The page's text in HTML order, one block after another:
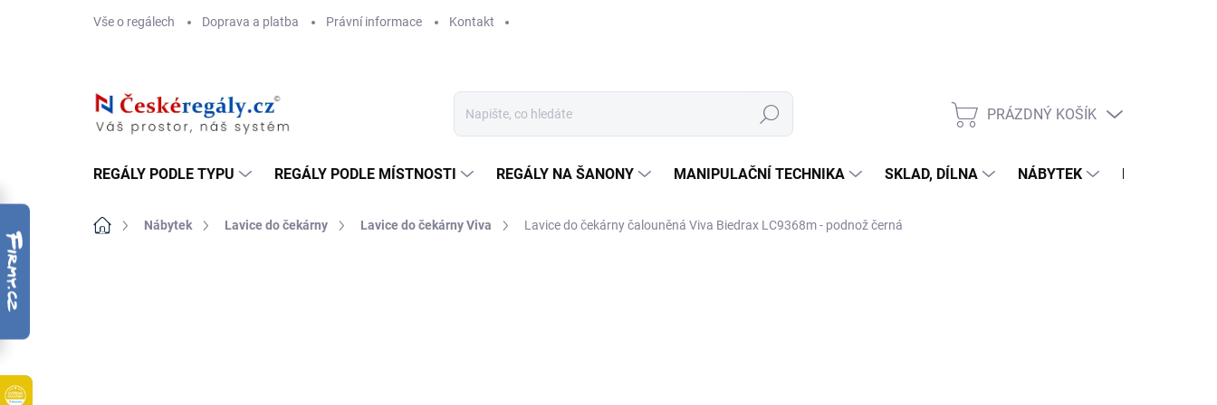
Vše o regálech Doprava a platba Právní informace Kontakt
Hledat
NÁKUPNÍ
PRÁZDNÝ KOŠÍK
REGÁLY PODLE TYPU REGÁLY PODLE MÍSTNOSTI REGÁLY NA ŠANONY MANIPULAČNÍ TECHNIKA SKLAD, DÍLNA NÁBYTEK DŮM A
Domů Nábytek Lavice do čekárny Lavice do čekárny Viva Lavice do čekárny čalouněná Viva Biedrax LC9368m - podnož černá